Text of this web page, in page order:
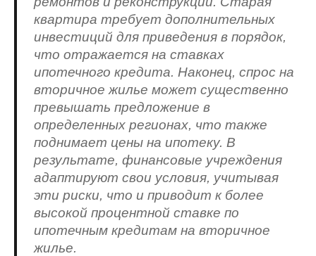
квартира требует дополнительных
инвестиций для приведения в порядок,
что отражается на ставках
ипотечного кредита. Наконец, спрос на
вторичное жилье может существенно
превышать предложение в
определенных регионах, что также
поднимает цены на ипотеку. В
результате, финансовые учреждения
адаптируют свои условия, учитывая
эти риски, что и приводит к более
высокой процентной ставке по
ипотечным кредитам на вторичное
жилье.